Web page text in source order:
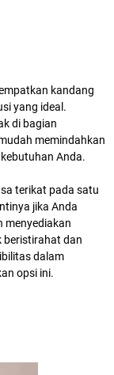
kandang
yang ideal.
di bagian
memindahkan
Anda.
terikat pada satu
jika Anda
menyediakan
beristirahat dan
dalam
opsi ini.